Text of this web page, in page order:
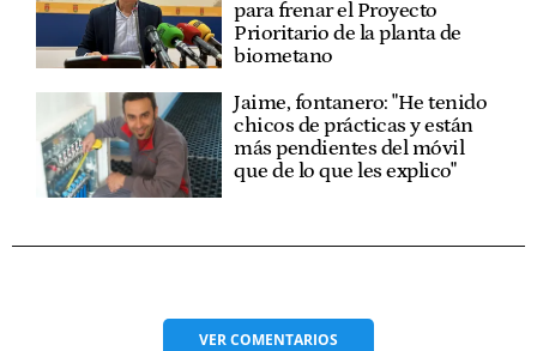
para frenar el Proyecto
Prioritario de la planta de
biometano
Jaime, fontanero: "He tenido
chicos de prácticas y están
más pendientes del móvil
que de lo que les explico"
VERCOMENTARIOS